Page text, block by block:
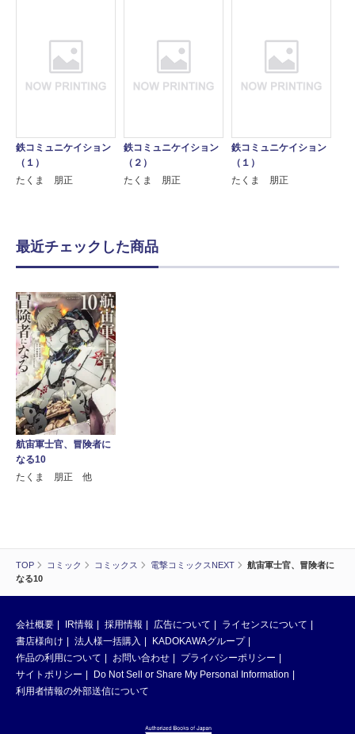
TOP コミック コミックス 電撃コミックスNEXT
航宙軍士官、冒険者に
なる10
鉄コミュニケイション
（１）
たくま 朋正
鉄コミュニケイション
（２）
たくま 朋正
鉄コミュニケイション
（１）
たくま 朋正
最近チェックした商品
航宙軍士官、冒険者に
なる10
たくま 朋正 他
会社概要 IR情報 採用情報 広告について
ライセンスについて
書店様向け
法人様一括購入
KADOKAWAグループ
作品の利用について
お問い合わせ
プライバシーポリシー
サイトポリシー
Do Not Sell or Share My Personal Information
利用者情報の外部送信について